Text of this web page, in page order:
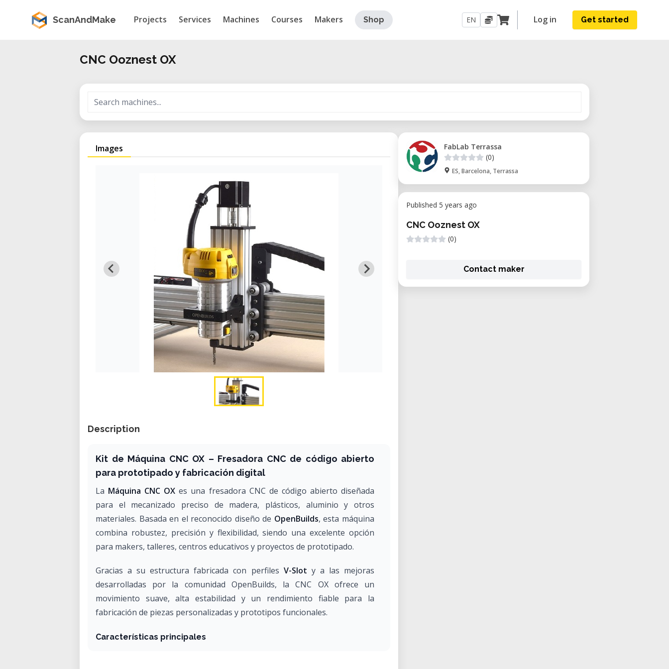
ScanAndMake Projects Services Machines Courses Makers Shop EN Log in Get started
CNC Ooznest OX
Images
Description
Kit de Máquina CNC OX – Fresadora CNC de código abierto
para prototipado y fabricación digital
La Máquina CNC OX es una fresadora CNC de código abierto diseñada
para el mecanizado preciso de madera, plásticos, aluminio y otros
materiales. Basada en el reconocido diseño de OpenBuilds, esta máquina
combina robustez, precisión y flexibilidad, siendo una excelente opción
para makers, talleres, centros educativos y proyectos de prototipado.
Gracias a su estructura fabricada con perfiles V-Slot y a las mejoras
desarrolladas por la comunidad OpenBuilds, la CNC OX ofrece un
movimiento suave, alta estabilidad y un rendimiento fiable para la
fabricación de piezas personalizadas y prototipos funcionales.
Características principales
FabLab Terrassa
(0)
ES, Barcelona, Terrassa
Published 5 years ago
CNC Ooznest OX
(0)
Contact maker